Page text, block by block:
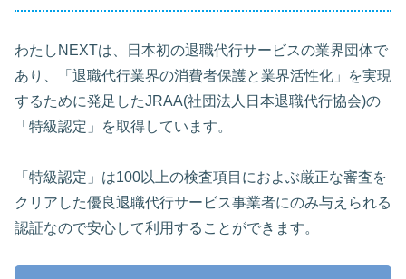
わたしNEXTは、日本初の退職代行サービスの業界団体で
あり、「退職代行業界の消費者保護と業界活性化」を実現
するために発足したJRAA(社団法人日本退職代行協会)の
「特級認定」を取得しています。
「特級認定」は100以上の検査項目におよぶ厳正な審査を
クリアした優良退職代行サービス事業者にのみ与えられる
認証なので安心して利用することができます。